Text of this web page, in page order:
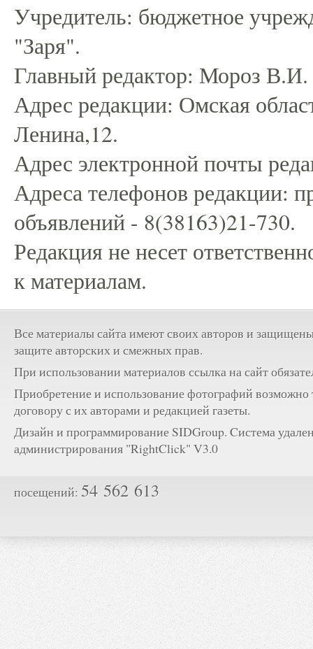
Учредитель: бюджетное
"Заря".
Главный редактор: Мороз В.И.
Адрес редакции: Омская
Ленина,12.
Адрес электронной почты
Адреса телефонов редакции:
объявлений - 8(38163)21-730.
Редакция не несет
к материалам.
Все материалы сайта имеют своих авторов и
защите авторских и смежных прав.
При использовании материалов ссылка на сайт
Приобретение и использование фотографий возможно
договору с их авторами и редакцией газеты.
Дизайн и программирование SIDGroup. Cистема
администрирования "RightClick" V3.0
посещений: 54 562 613